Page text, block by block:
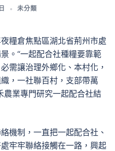
未分類
糧倉焦點區湖北省荊州市處
。“一起配合社種糧要靠範
需讓治理外鄉化、本村化，
，一社聯百村，支部帶萬
農業專門研究一起配合社結
機制，一直把一起配合社、
牢牢聯絡接觸在一路，興起